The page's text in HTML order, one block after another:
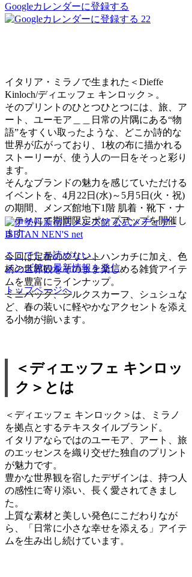
Googleカレンダーに登録する
22
イタリア・ミラノで生まれた＜Dieffe
Kinloch/ディエッフェ キンロック＞。
そのプリントのひとつひとつには、旅、ア
ート、ユーモア＿＿日常の片隅にある“物
語”をすくい取ったような、どこか詩的な
世界が広がっており、1枚の布に描かれる
ストーリーが、使う人の一日をそっと彩り
ます。
そんなブランドの魅力を感じていただける
イベントを、4月22日(水)～5月5日(火・祝)
の期間、メンズ館地下1階 肌着・靴下・ナ
イティにて期間限定ポップアップを開催し
ます。
今回は定番のプリントハンカチに加え、色
柄の世界観をそのまま楽しめる雑貨アイテ
ムを豊富にラインナップ。
ミニバッグ、シルクスカーフ、シュシュな
ど、春の装いに軽やかなアクセントを添え
る小物が揃います。
＜ディエッフェ キンロッ
ク＞とは
＜ディエッフェ キンロック＞は、ミラノ
を拠点とするテキスタイルブランド。
イタリアならではのユーモア、アート、旅
のエッセンスを織り交ぜた独自のプリント
が魅力です。
豊かな世界観を宿したデザインは、持つ人
の感性に寄り添い、長く愛されてきまし
た。
上質な素材と美しい発色にこだわりなが
ら、「日常に小さな幸せを添える」アイテ
ムを生み出し続けています。
ここでしか読めない、
メンズ館の最新情報を発信
トップページへ